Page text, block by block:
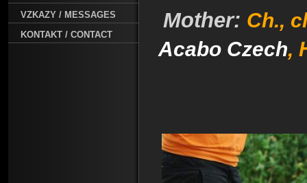
Mother: Ch.,
Acabo Czech,
VZKAZY / MESSAGES
KONTAKT / CONTACT